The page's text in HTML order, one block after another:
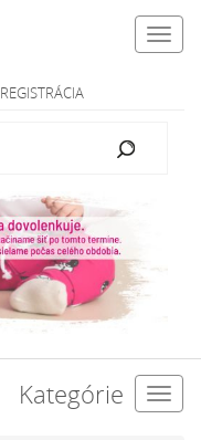
REGISTRÁCIA
Kategórie